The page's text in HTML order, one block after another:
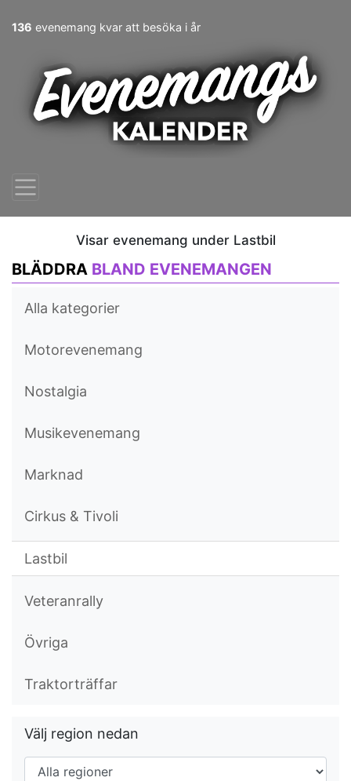
136 evenemang kvar att besöka i år
Visar evenemang under Lastbil
BLÄDDRA BLAND EVENEMANGEN
Alla kategorier
Motorevenemang
Nostalgia
Musikevenemang
Marknad
Cirkus & Tivoli
Lastbil
Veteranrally
Övriga
Traktorträffar
Välj region nedan